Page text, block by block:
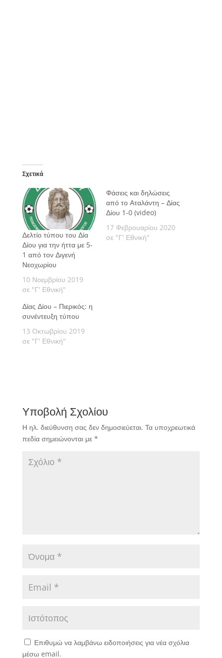
Σχετικά
Δελτίο τύπου του Δία
Δίου για την ήττα με 5-
1 από τον Διγενή
Νεοχωρίου
10 Νοεμβρίου 2019
σε "Γ' Εθνική"
Φάσεις και δηλώσεις
από το Αταλάντη – Δίας
Δίου 1-0 (video)
17 Φεβρουαρίου 2020
σε "Γ' Εθνική"
Δίας Δίου – Πιερικός: η
συνέντευξη τύπου
13 Οκτωβρίου 2019
σε "Γ' Εθνική"
Υποβολή Σχολίου
Η ηλ. διεύθυνση σας δεν δημοσιεύεται. Τα υποχρεωτικά
πεδία σημειώνονται με *
Επιθυμώ να λαμβάνω ειδοποιήσεις για νέα σχόλια
μέσω email.